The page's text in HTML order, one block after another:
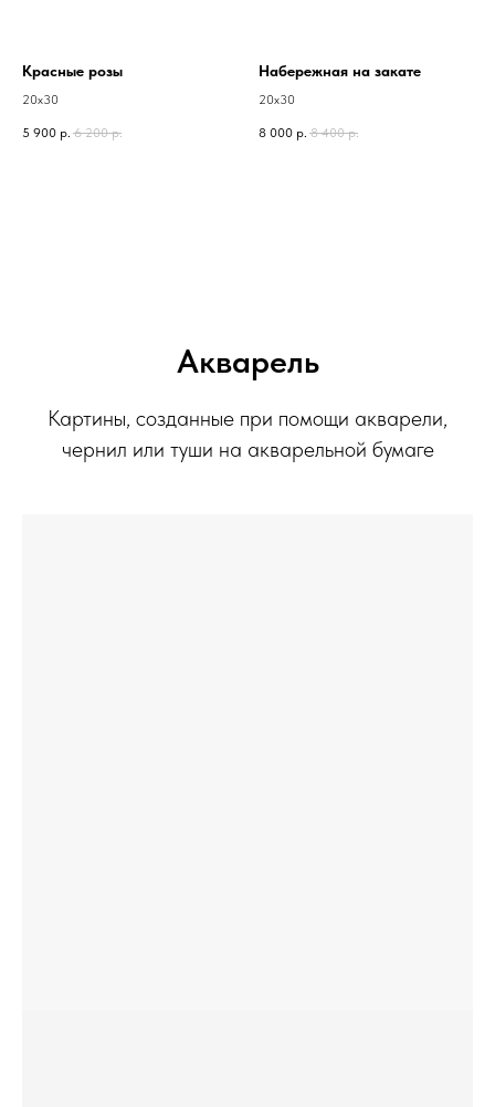
Красные розы
20х30
5 900 р. 6 200 р.
Набережная на закате
20х30
8 000 р. 8 400 р.
Акварель
Картины, созданные при помощи акварели,
чернил или туши на акварельной бумаге